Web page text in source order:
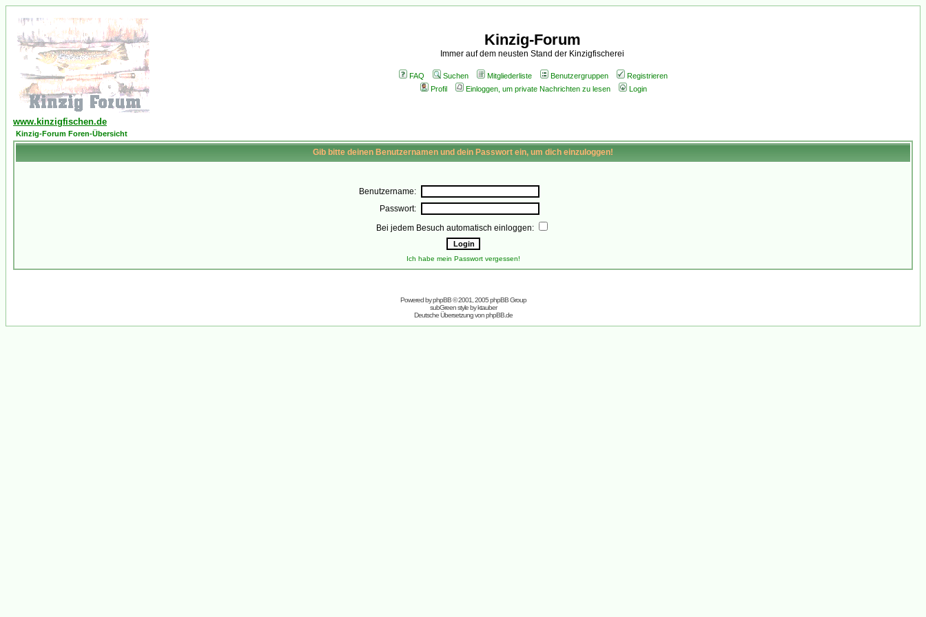
Kinzig-Forum
Immer auf dem neusten Stand der Kinzigfischerei
FAQ Suchen Mitgliederliste Benutzergruppen
Registrieren
Profil
Einloggen, um private Nachrichten zu lesen Login
www.kinzigfischen.de
Kinzig-Forum Foren-Übersicht
Gib bitte deinen Benutzernamen und dein Passwort ein, um dich einzuloggen!
Benutzername:
Passwort:
Bei jedem Besuch automatisch einloggen:
Ich habe mein Passwort vergessen!
Powered byphpBB© 2001, 2005 phpBB Group
subGreen style byktauber
Deutsche Übersetzung vonphpBB.de